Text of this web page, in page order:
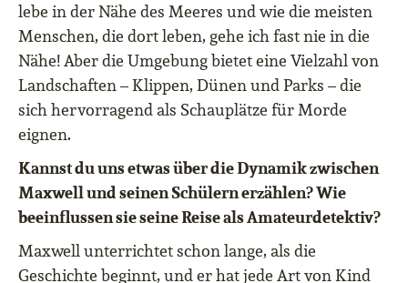
lebe in der Nähe des Meeres und wie die meisten
Menschen, die dort leben, gehe ich fast nie in die
Nähe! Aber die Umgebung bietet eine Vielzahl von
Landschaften – Klippen, Dünen und Parks – die
sich hervorragend als Schauplätze für Morde
eignen.
Kannst du uns etwas über die Dynamik zwischen
Maxwell und seinen Schülern erzählen? Wie
beeinflussen sie seine Reise als Amateurdetektiv?
Maxwell unterrichtet schon lange, als die
Geschichte beginnt, und er hat jede Art von Kind